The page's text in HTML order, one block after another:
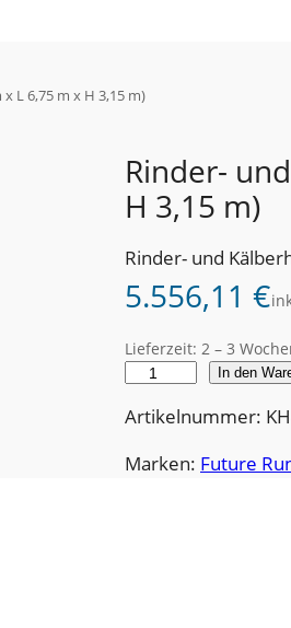
L 6,75 m x H 3,15 m)
Rinder-
H 3,15 m)
Rinder- und
5.556,11 €
Lieferzeit: 2 – 3
n
d
In den
Artikelnummer:
Marken: Future